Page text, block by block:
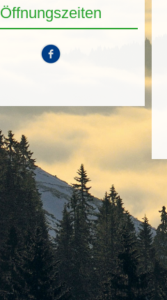
Öffnungszeiten